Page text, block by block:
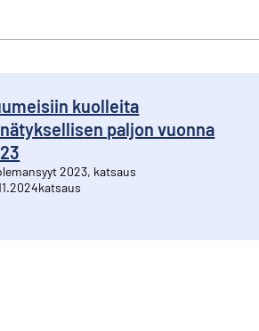
kuolleita
paljon vuonna
2023, katsaus
katsaus